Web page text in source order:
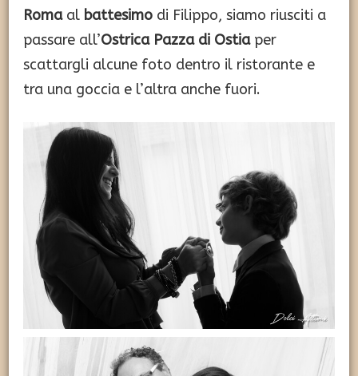
Roma al battesimo di Filippo, siamo riusciti a
passare all’Ostrica Pazza di Ostia per
scattargli alcune foto dentro il ristorante e
tra una goccia e l’altra anche fuori.